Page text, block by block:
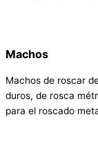
Machos
Machos de roscar
duros, de rosca
para el roscado